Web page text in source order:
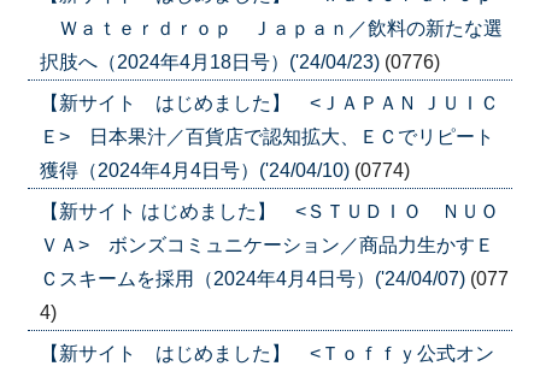
Ｗａｔｅｒｄｒｏｐ Ｊａｐａｎ／飲料の新たな選
択肢へ（2024年4月18日号）('24/04/23) (0776)
【新サイト はじめました】 <ＪＡＰＡＮ ＪＵＩＣ
Ｅ> 日本果汁／百貨店で認知拡大、ＥＣでリピート
獲得（2024年4月4日号）('24/04/10) (0774)
【新サイト はじめました】 <ＳＴＵＤＩＯ ＮＵＯ
ＶＡ> ボンズコミュニケーション／商品力生かすＥ
Ｃスキームを採用（2024年4月4日号）('24/04/07) (077
4)
【新サイト はじめました】 <Ｔｏｆｆｙ公式オン